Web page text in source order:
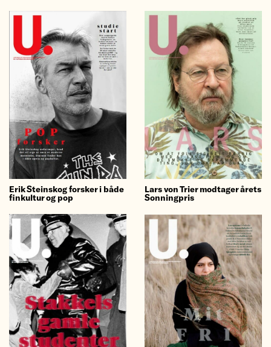
Erik Steinskog forsker i både
finkultur og pop
Lars von Trier modtager årets
Sonningpris